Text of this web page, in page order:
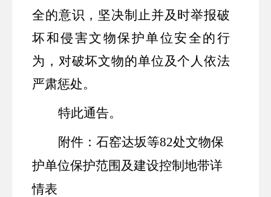
全的意识，坚决制止并及时举报破
坏和侵害文物保护单位安全的行
为，对破坏文物的单位及个人依法
严肃惩处。
特此通告。
附件：石窑达坂等82处文物保
护单位保护范围及建设控制地带详
情表